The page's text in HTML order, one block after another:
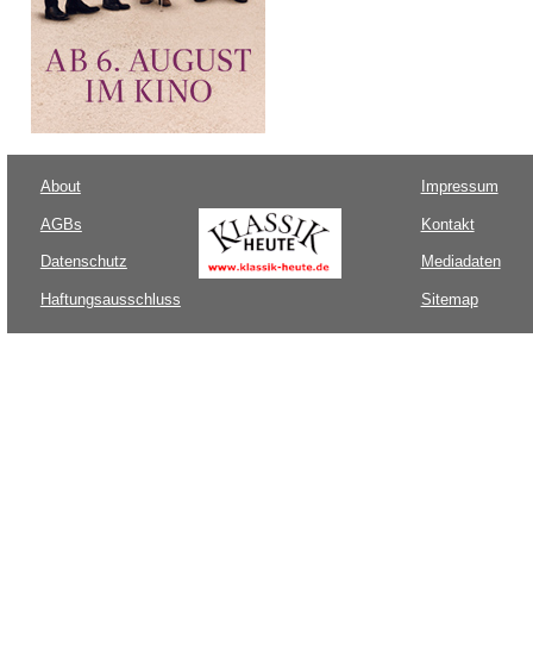
About
AGBs
Datenschutz
Haftungsausschluss
Impressum
Kontakt
Mediadaten
Sitemap